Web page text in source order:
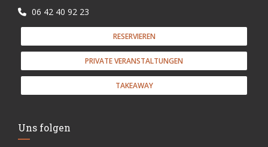
06 42 40 92 23
RESERVIEREN
PRIVATE VERANSTALTUNGEN
TAKEAWAY
Uns folgen